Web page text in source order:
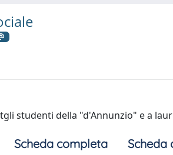
studenti della "d'Annunzio" e a
Scheda completa Scheda